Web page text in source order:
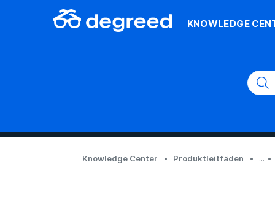
KNOWLEDGE
Knowledge Center Produktleitfäden ...